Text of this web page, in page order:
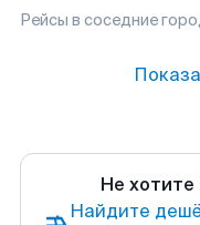
Рейсы в соседние
Не хотите
Найдите